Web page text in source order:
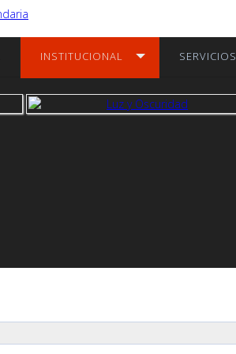
INSTITUCIONAL SERVICIOS